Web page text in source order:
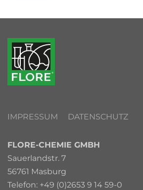
IMPRESSUM DATENSCHUTZ
FLORE-CHEMIE GMBH
Sauerlandstr. 7
56761 Masburg
Telefon: +49 (0)2653 9 14 59-0